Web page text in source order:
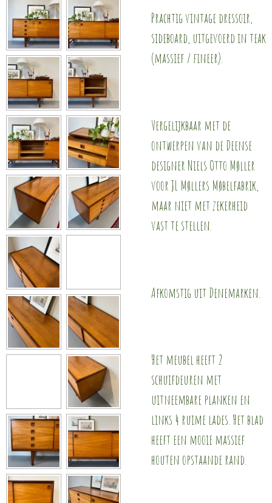
Prachtig vintage dressoir,
sideboard, uitgevoerd in teak
(massief / fineer).
Vergelijkbaar met de
ontwerpen van de Deense
designer Niels Otto Møller
voor JL Møllers Møbelfabrik,
maar niet met zekerheid
vast te stellen.
Afkomstig uit Denemarken.
Het meubel heeft 2
schuifdeuren met
uitneembare planken en
links 4 ruime lades. Het blad
heeft een mooie massief
houten opstaande rand.